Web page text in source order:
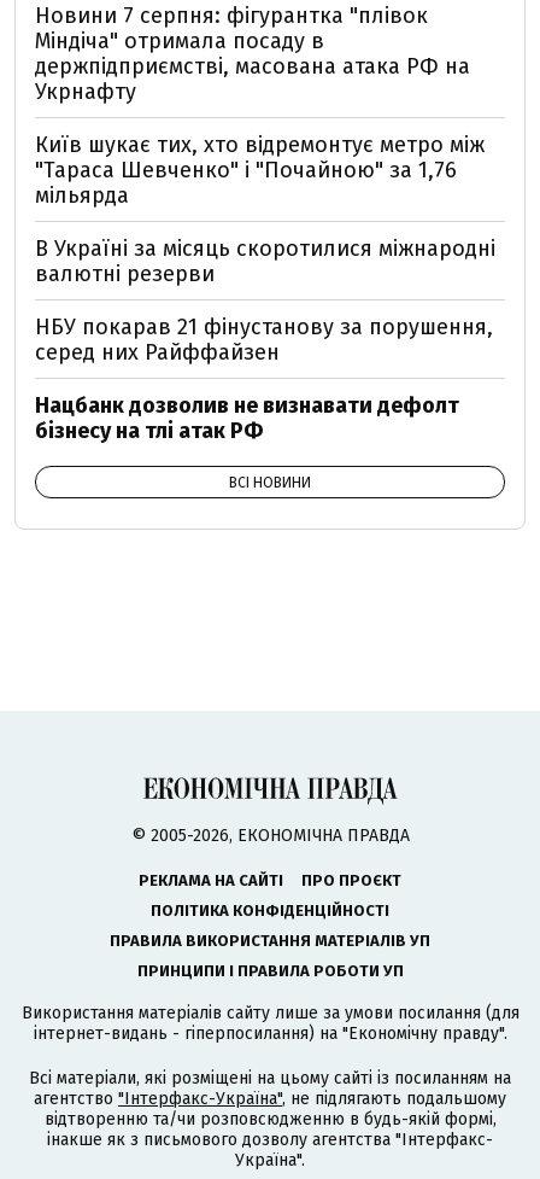
Новини 7 серпня: фігурантка "плівок
Міндіча" отримала посаду в
держпідприємстві, масована атака РФ на
Укрнафту
Київ шукає тих, хто відремонтує метро між
"Тараса Шевченко" і "Почайною" за 1,76
мільярда
В Україні за місяць скоротилися міжнародні
валютні резерви
НБУ покарав 21 фінустанову за порушення,
серед них Райффайзен
Нацбанк дозволив не визнавати дефолт
бізнесу на тлі атак РФ
ВСІ НОВИНИ
© 2005-2026, ЕКОНОМІЧНА ПРАВДА
РЕКЛАМА НА САЙТІ
ПРО ПРОЄКТ
ПОЛІТИКА КОНФІДЕНЦІЙНОСТІ
ПРАВИЛА ВИКОРИСТАННЯ МАТЕРІАЛІВ УП
ПРИНЦИПИ І ПРАВИЛА РОБОТИ УП
Використання матеріалів сайту лише за умови посилання (для
інтернет-видань - гіперпосилання) на "Економічну правду".
Всі матеріали, які розміщені на цьому сайті із посиланням на
агентство "Інтерфакс-Україна", не підлягають подальшому
відтворенню та/чи розповсюдженню в будь-якій формі,
інакше як з письмового дозволу агентства "Інтерфакс-
Україна".